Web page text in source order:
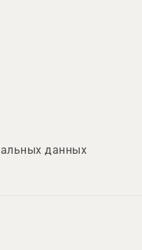
данных